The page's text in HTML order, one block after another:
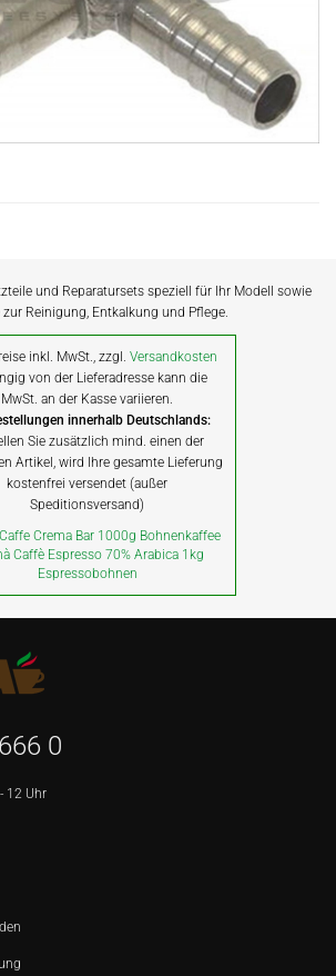
und Reparatursets speziell für Ihr Modell sowie
zur Reinigung, Entkalkung und Pflege.
inkl. MwSt., zzgl.Versandkosten
von der Lieferadresse kann die
MwSt. an der Kasse variieren.
innerhalb Deutschlands:
Sie zusätzlich mind. einen der
Artikel, wird Ihre gesamte Lieferung
kostenfrei versendet (außer
Speditionsversand)
Crema Bar 1000g Bohnenkaffee
Caffè Espresso 70% Arabica 1kg
Espressobohnen
0
12 Uhr